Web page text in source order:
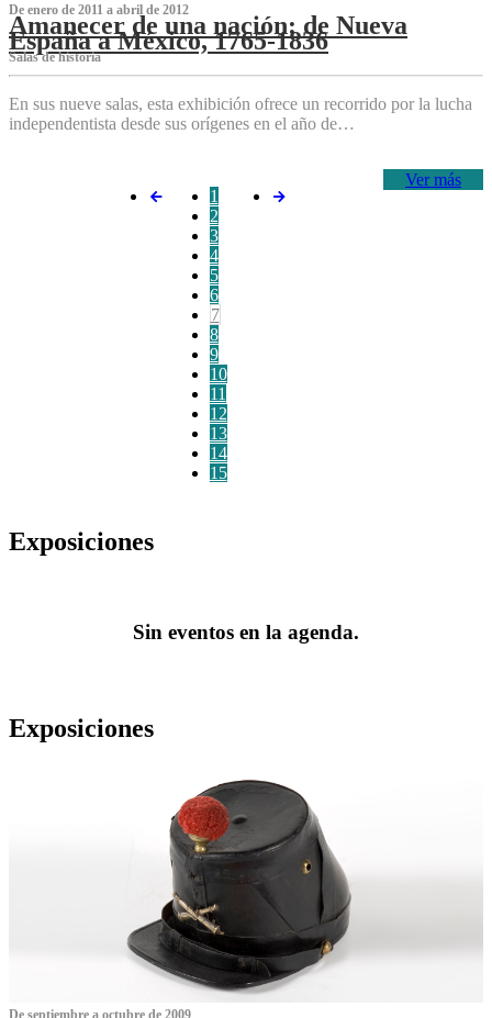
De enero de 2011 a abril de 2012
Amanecer de una nación: de Nueva
España a México, 1765-1836
Salas de historia
En sus nueve salas, esta exhibición ofrece un recorrido por la lucha
independentista desde sus orígenes en el año de…
Ver más
1
2
3
4
5
6
7
8
9
10
11
12
13
14
15
Exposiciones
Sin eventos en la agenda.
Exposiciones
De septiembre a octubre de 2009